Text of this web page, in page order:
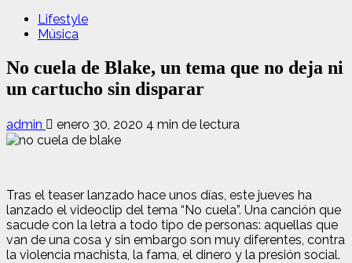
Lifestyle
Música
No cuela de Blake, un tema que no deja ni
un cartucho sin disparar
admin enero 30, 2020 4 min de lectura
Tras el teaser lanzado hace unos días, este jueves ha
lanzado el videoclip del tema “No cuela”. Una canción que
sacude con la letra a todo tipo de personas: aquellas que
van de una cosa y sin embargo son muy diferentes, contra
la violencia machista, la fama, el dinero y la presión social.